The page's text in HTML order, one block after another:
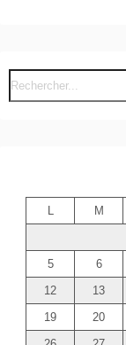
R
e
L
M
5
6
12
13
19
20